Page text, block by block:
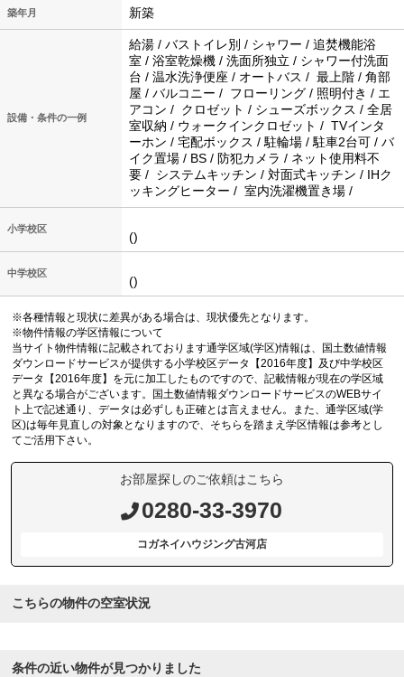
築年月 新築
設備・条件の一例
給湯 / バストイレ別 / シャワー / 追焚機能浴
室 / 浴室乾燥機 / 洗面所独立 / シャワー付洗面
台 / 温水洗浄便座 / オートバス / 最上階 / 角部
屋 / バルコニー / フローリング / 照明付き / エ
アコン / クロゼット / シューズボックス / 全居
室収納 / ウォークインクロゼット / TVインタ
ーホン / 宅配ボックス / 駐輪場 / 駐車2台可 / バ
イク置場 / BS / 防犯カメラ / ネット使用料不
要 / システムキッチン / 対面式キッチン / IHク
ッキングヒーター / 室内洗濯機置き場 /
小学校区
()
中学校区
()
※各種情報と現状に差異がある場合は、現状優先となります。
※物件情報の学区情報について
当サイト物件情報に記載されております通学区域(学区)情報は、国土数値情報
ダウンロードサービスが提供する小学校区データ【2016年度】及び中学校区
データ【2016年度】を元に加工したものですので、記載情報が現在の学区域
と異なる場合がございます。国土数値情報ダウンロードサービスのWEBサイ
ト上で記述通り、データは必ずしも正確とは言えません。また、通学区域(学
区)は毎年見直しの対象となりますので、そちらを踏まえ学区情報は参考とし
てご活用下さい。
お部屋探しのご依頼はこちら
0280-33-3970
コガネイハウジング古河店
こちらの物件の空室状況
条件の近い物件が見つかりました